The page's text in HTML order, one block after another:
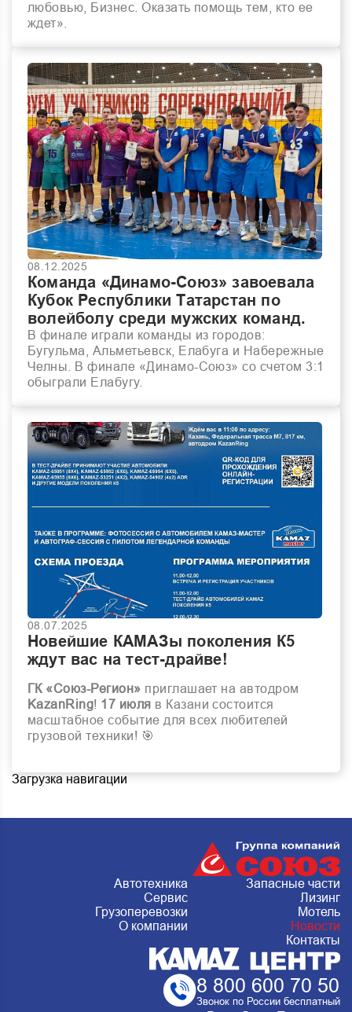
любовью, Бизнес. Оказать помощь тем, кто ее
ждет».
08.12.2025
Команда «Динамо-Союз» завоевала
Кубок Республики Татарстан по
волейболу среди мужских команд.
В финале играли команды из городов:
Бугульма, Альметьевск, Елабуга и Набережные
Челны. В финале «Динамо-Союз» со счетом 3:1
обыграли Елабугу.
08.07.2025
Новейшие КАМАЗы поколения К5
ждут вас на тест-драйве!
ГК «Союз-Регион» приглашает на автодром
KazanRing! 17 июля в Казани состоится
масштабное событие для всех любителей
грузовой техники! 🎯
Загрузка навигации
Автотехника
Запасные части
Сервис
Лизинг
Грузоперевозки
Мотель
О компании
Новости
Контакты
8 800 600 70 50
Звонок по России бесплатный